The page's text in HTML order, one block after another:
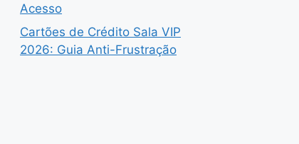
Acesso
Cartões de Crédito Sala VIP
2026: Guia Anti-Frustração